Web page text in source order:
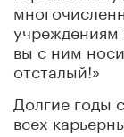
учреждениям
вы с ним
отсталый!»
Долгие годы
всех